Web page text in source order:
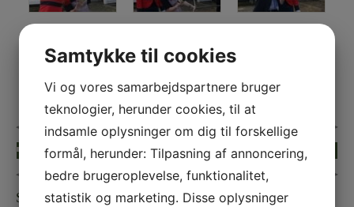
« Forrige Næste »
Sølvbryllup
Samtykke til cookies
Vi og vores samarbejdspartnere bruger
teknologier, herunder cookies, til at
indsamle oplysninger om dig til forskellige
formål, herunder: Tilpasning af annoncering,
bedre brugeroplevelse, funktionalitet,
statistik og marketing. Disse oplysninger